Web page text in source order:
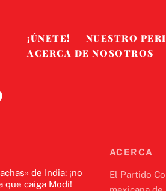
¡ÚNETE! NUESTRO
ACERCA DE NOSOTROS
de India: ¡no
que caiga Modi!
ACERCA
El Partido